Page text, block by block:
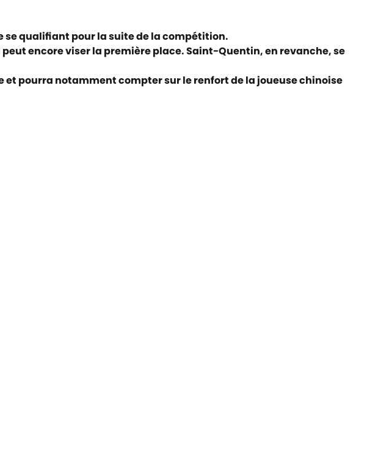
se qualifiant pour la suite de la compétition.
encore viser la première place. Saint-Quentin, en revanche, se
pourra notamment compter sur le renfort de la joueuse chinoise